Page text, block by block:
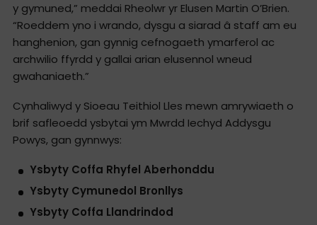
y gymuned,” meddai Rheolwr yr Elusen Martin O’Brien.
“Roeddem yno i wrando, dysgu a siarad â staff am eu
hanghenion, gan gynnig cefnogaeth ymarferol ac
archwilio ffyrdd y gallai arian elusennol wneud
gwahaniaeth.”
Cynhaliwyd y Sioeau Teithiol Lles mewn amrywiaeth o
brif safleoedd ysbytai ym Mwrdd Iechyd Addysgu
Powys, gan gynnwys:
Ysbyty Coffa Rhyfel Aberhonddu
Ysbyty Cymunedol Bronllys
Ysbyty Coffa Llandrindod